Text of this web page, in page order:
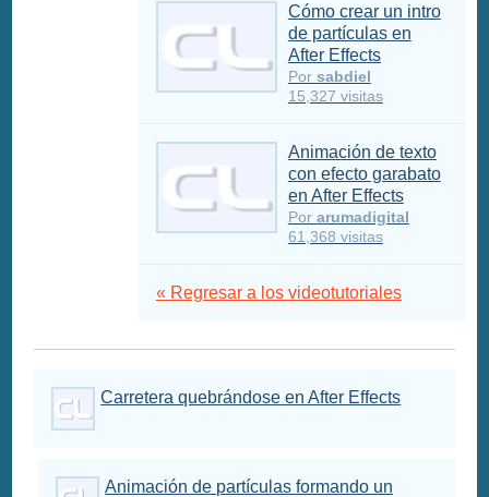
Cómo crear un intro
de partículas en
After Effects
Por sabdiel
15,327 visitas
Animación de texto
con efecto garabato
en After Effects
Por arumadigital
61,368 visitas
« Regresar a los videotutoriales
Carretera quebrándose en After Effects
Animación de partículas formando un